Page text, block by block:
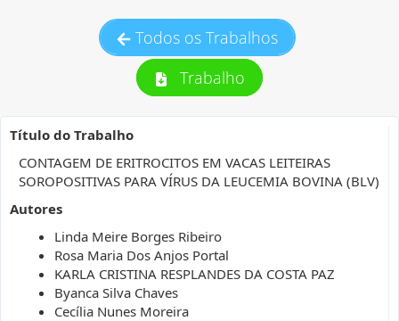
Todos os Trabalhos
Trabalho
Título do Trabalho
CONTAGEM DE ERITROCITOS EM VACAS LEITEIRAS
SOROPOSITIVAS PARA VÍRUS DA LEUCEMIA BOVINA (BLV)
Autores
Linda Meire Borges Ribeiro
Rosa Maria Dos Anjos Portal
KARLA CRISTINA RESPLANDES DA COSTA PAZ
Byanca Silva Chaves
Cecília Nunes Moreira